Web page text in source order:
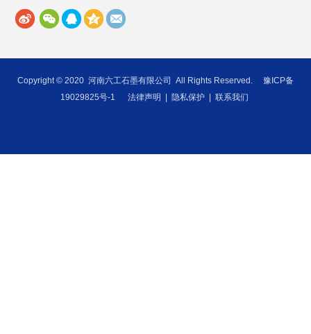
Copyright © 2020 河南六工石墨有限公司 All Rights Reserved.
豫ICP备
19029825号-1
法律声明 隐私保护 联系我们